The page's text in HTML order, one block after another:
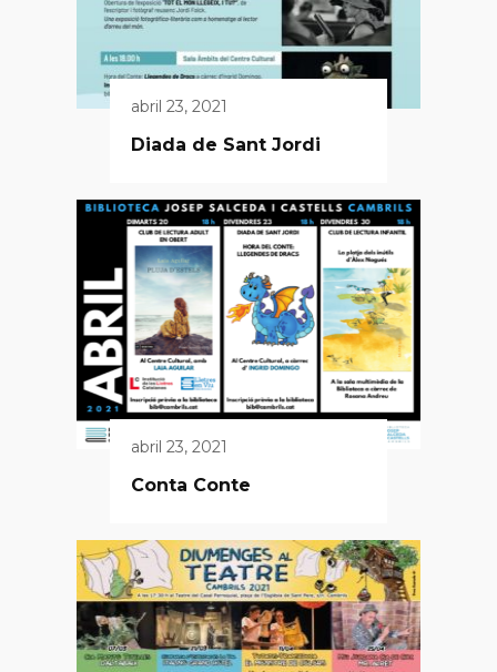
abril 23, 2021
Diada de Sant Jordi
abril 23, 2021
Conta Conte